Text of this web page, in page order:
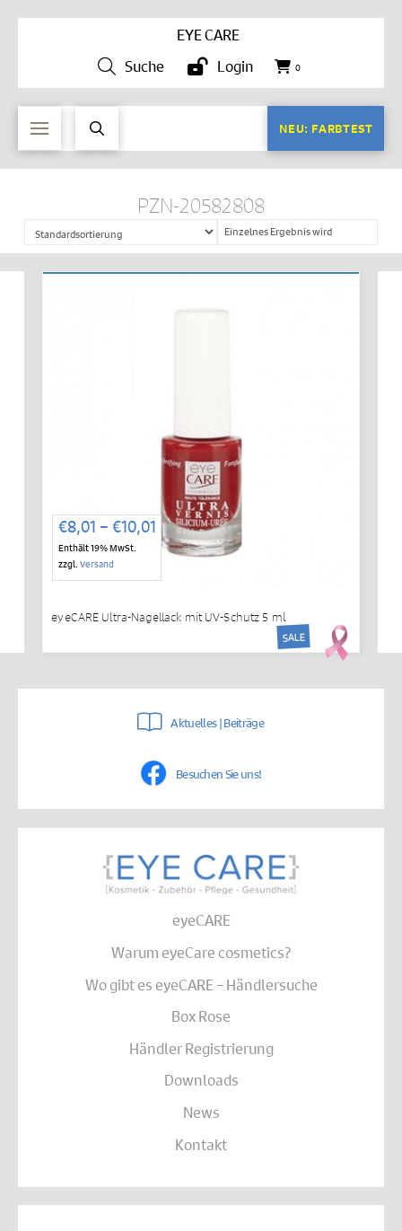
EYE CARE
Suche
Login 0
NEU: FARBTEST
PZN-20582808
Einzelnes Ergebnis wird
angezeigt
€8,01 – €10,01Preisspanne:
€8,01
bis
Enthält 19% MwSt.
zzgl. Versand
eyeCARE Ultra-Nagellack mit UV-Schutz 5 ml
SALE
Aktuelles | Beiträge
Besuchen Sie uns!
eyeCARE
Warum eyeCare cosmetics?
Wo gibt es eyeCARE – Händlersuche
Box Rose
Händler Registrierung
Downloads
News
Kontakt